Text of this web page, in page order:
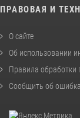
ПРАВОВАЯ И
О сайте
Об использовании
Правила обработки
Сообщить об